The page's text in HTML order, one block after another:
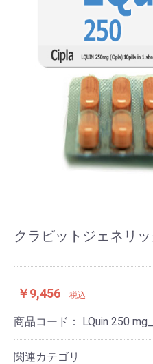
クラビットジェネリ
￥9,456 税込
商品コード： LQuin 250
関連カテゴリ